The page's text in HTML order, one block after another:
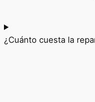
¿Cuánto cuesta la